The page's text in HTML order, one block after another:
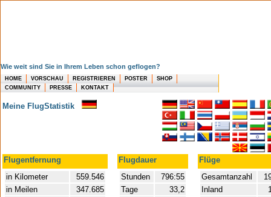
Wie weit sind Sie in Ihrem Leben schon geflogen?
HOME VORSCHAU REGISTRIEREN POSTER
SHOP
COMMUNITY
PRESSE KONTAKT
Meine FlugStatistik
Flugentfernung Flugdauer
Flüge
in Kilometer
559.546
in Meilen
347.685
Stunden
796:55
Tage
33,2
Gesamtanzahl
Inland